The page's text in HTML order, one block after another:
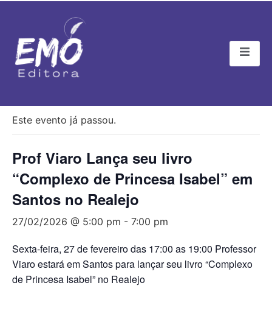
Este evento já passou.
Prof Viaro Lança seu livro
“Complexo de Princesa Isabel” em
Santos no Realejo
27/02/2026 @ 5:00 pm - 7:00 pm
Sexta-feira, 27 de fevereiro das 17:00 as 19:00 Professor
Viaro estará em Santos para lançar seu livro “Complexo
de Princesa Isabel” no Realejo